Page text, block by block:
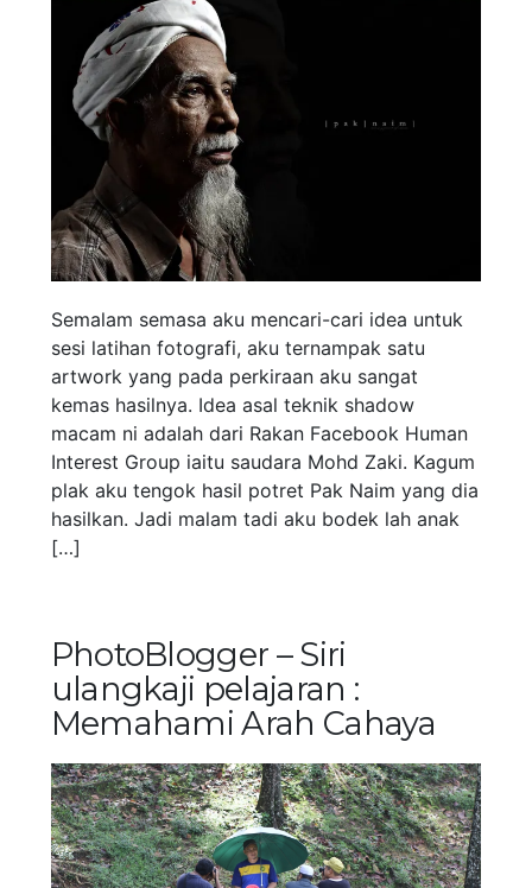
Semalam semasa aku mencari-cari idea untuk
sesi latihan fotografi, aku ternampak satu
artwork yang pada perkiraan aku sangat
kemas hasilnya. Idea asal teknik shadow
macam ni adalah dari Rakan Facebook Human
Interest Group iaitu saudara Mohd Zaki. Kagum
plak aku tengok hasil potret Pak Naim yang dia
hasilkan. Jadi malam tadi aku bodek lah anak
[…]
PhotoBlogger – Siri
ulangkaji pelajaran :
Memahami Arah Cahaya